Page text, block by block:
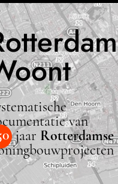
van
jaar Rotterdamse